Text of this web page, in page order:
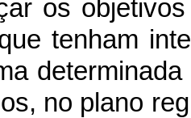
os
tenham
no plano